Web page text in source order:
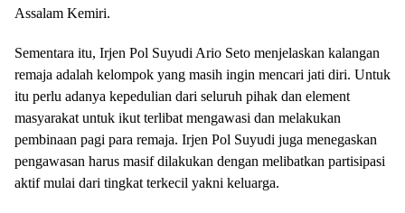
Assalam Kemiri.
Sementara itu, Irjen Pol Suyudi Ario Seto menjelaskan kalangan
remaja adalah kelompok yang masih ingin mencari jati diri. Untuk
itu perlu adanya kepedulian dari seluruh pihak dan element
masyarakat untuk ikut terlibat mengawasi dan melakukan
pembinaan pagi para remaja. Irjen Pol Suyudi juga menegaskan
pengawasan harus masif dilakukan dengan melibatkan partisipasi
aktif mulai dari tingkat terkecil yakni keluarga.